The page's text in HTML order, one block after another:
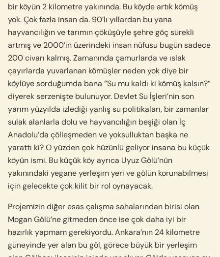
bir köyün 2 kilomet­re yakınında. Bu köyde artık kömüş
yok. Çok fazla insan da. 90’lı yıllardan bu yana
hayvancılığın ve ta­rımın çöküşüyle şehre göç sürekli
artmış ve 2000’in üzerindeki insan nüfusu bugün sadece
200 civarı kalmış. Zamanında çamurlarda ve ıslak
çayırlarda yuvarlanan kömüşler neden yok diye bir
köylüye sorduğumda bana “Su mu kaldı ki kömüş kalsın?”
diyerek serzenişte bulunuyor. Devlet Su İşleri’nin son
yarım yüzyılda izlediği yanlış su politikaları, bir zamanlar
sulak alanlarla dolu ve hayvancılığın beşi­ği olan İç
Anadolu’da çölleşmeden ve yoksulluktan başka ne
yarattı ki? O yüzden çok hüzünlü geliyor insana bu küçük
köyün ismi. Bu küçük köy ayrıca Uyuz Gölü’nün
yakınındaki yegane yerleşim yeri ve gölün korunabilmesi
için gelecekte çok kilit bir rol oynayacak.
Projemizin diğer esas çalışma sahalarından birisi olan
Mogan Gölü’ne gitmeden önce ise çok daha iyi bir
hazırlık yapmam gerekiyordu. Ankara’nın 24 kilometre
güneyinde yer alan bu göl, görece büyük bir yerleşim